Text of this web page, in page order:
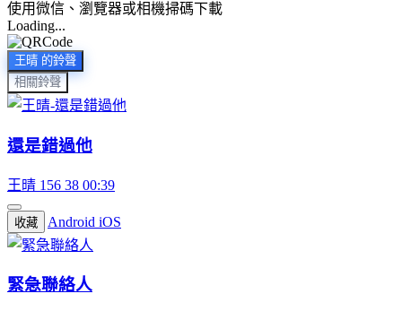
使用微信、瀏覽器或相機掃碼下載
Loading...
王晴 的鈴聲
相關鈴聲
還是錯過他
王晴 156 38 00:39
收藏 Android iOS
緊急聯絡人